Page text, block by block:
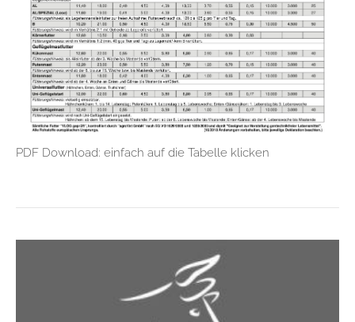
PDF Download: einfach auf die Tabelle klicken